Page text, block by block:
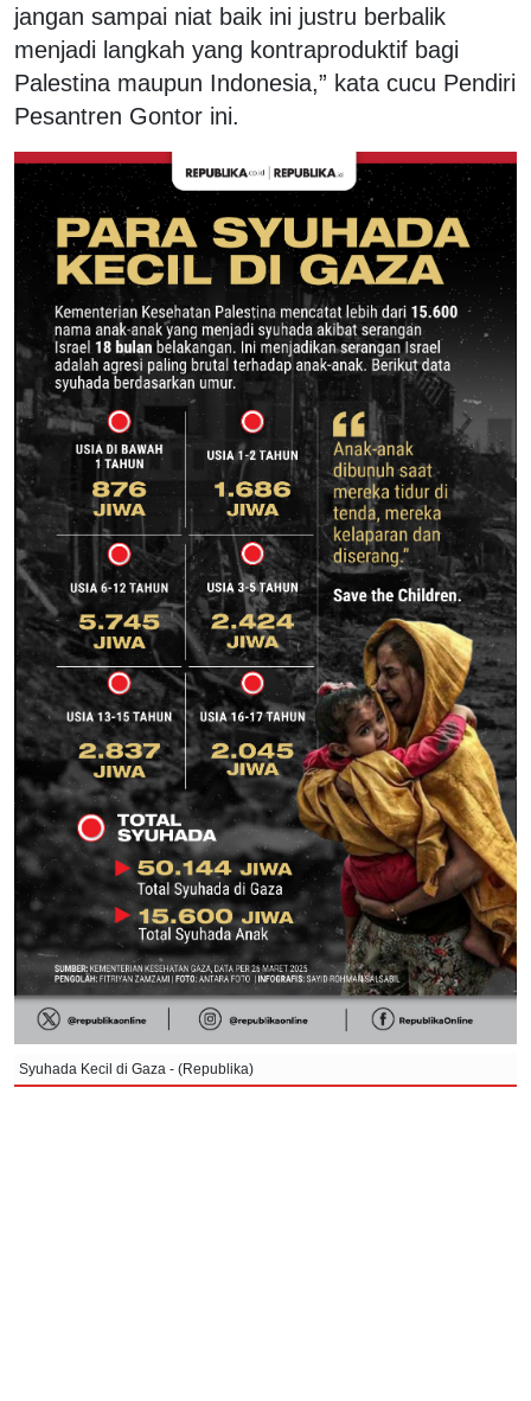
jangan sampai niat baik ini justru berbalik
menjadi langkah yang kontraproduktif bagi
Palestina maupun Indonesia,” kata cucu Pendiri
Pesantren Gontor ini.
Syuhada Kecil di Gaza - (Republika)